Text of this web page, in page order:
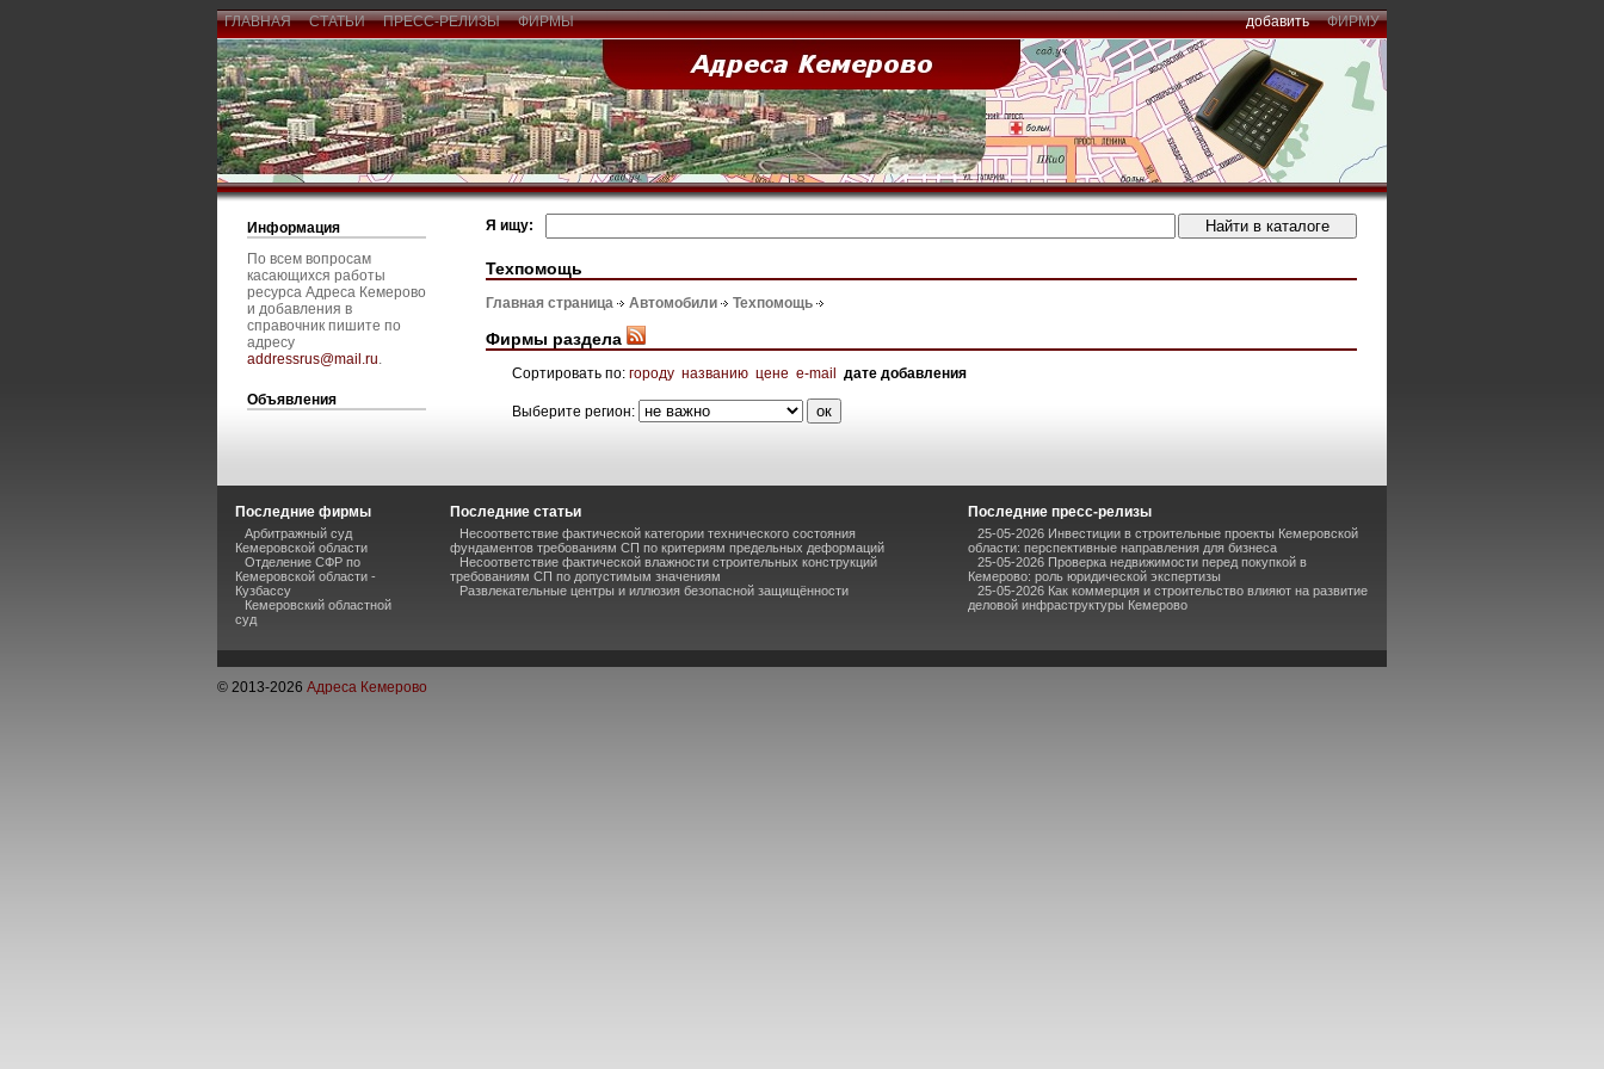
ГЛАВНАЯ СТАТЬИ ПРЕСС-РЕЛИЗЫ ФИРМЫ добавить ФИРМУ
Информация
По всем вопросам
касающихся работы
ресурса Адреса Кемерово
и добавления в
справочник пишите по
адресу
addressrus@mail.ru.
Объявления
Я ищу:
Техпомощь
Главная страница Автомобили Техпомощь
Фирмы раздела
Сортировать по: городу названию цене e-mail дате добавления
Выберите регион:
Последние фирмы
Арбитражный суд
Кемеровской области
Отделение СФР по
Кемеровской области -
Кузбассу
Кемеровский областной
суд
Последние статьи
Несоответствие фактической категории технического состояния
фундаментов требованиям СП по критериям предельных деформаций
Несоответствие фактической влажности строительных конструкций
требованиям СП по допустимым значениям
Развлекательные центры и иллюзия безопасной защищённости
Последние пресс-релизы
25-05-2026 Инвестиции в строительные проекты Кемеровской
области: перспективные направления для бизнеса
25-05-2026 Проверка недвижимости перед покупкой в
Кемерово: роль юридической экспертизы
25-05-2026 Как коммерция и строительство влияют на развитие
деловой инфраструктуры Кемерово
© 2013-2026 Адреса Кемерово